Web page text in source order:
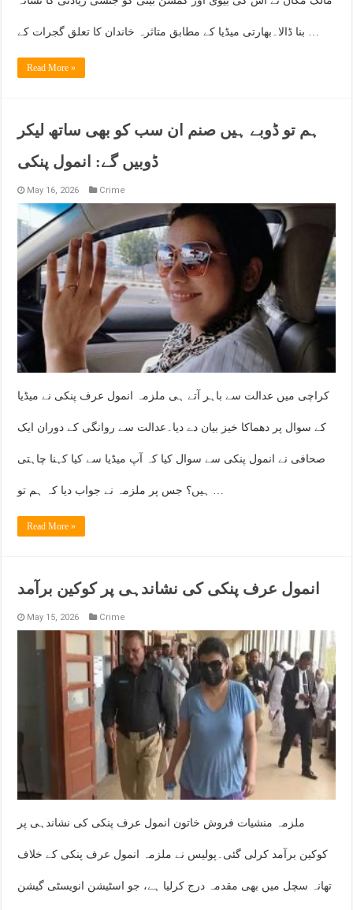
بنا ڈالا۔بھارتی میڈیا کے مطابق متاثرہ خاندان کا تعلق گجرات کے …
Read More »
ہم تو ڈوبے ہیں صنم ان سب کو بھی ساتھ لیکر
ڈوبیں گے: انمول پنکی
May 16, 2026 Crime
کراچی میں عدالت سے باہر آتے ہی ملزمہ انمول عرف پنکی نے میڈیا
کے سوال پر دھماکا خیز بیان دے دیا۔عدالت سے روانگی کے دوران ایک
صحافی نے انمول پنکی سے سوال کیا کہ آپ میڈیا سے کیا کہنا چاہتی
ہیں؟ جس پر ملزمہ نے جواب دیا کہ ہم تو …
Read More »
انمول عرف پنکی کی نشاندہی پر کوکین برآمد
May 15, 2026 Crime
ملزمہ منشیات فروش خاتون انمول عرف پنکی کی نشاندہی پر
کوکین برآمد کرلی گئی۔پولیس نے ملزمہ انمول عرف پنکی کے خلاف
تھانہ سچل میں بھی مقدمہ درج کرلیا ہے، جو اسٹیشن انویسٹی گیشن